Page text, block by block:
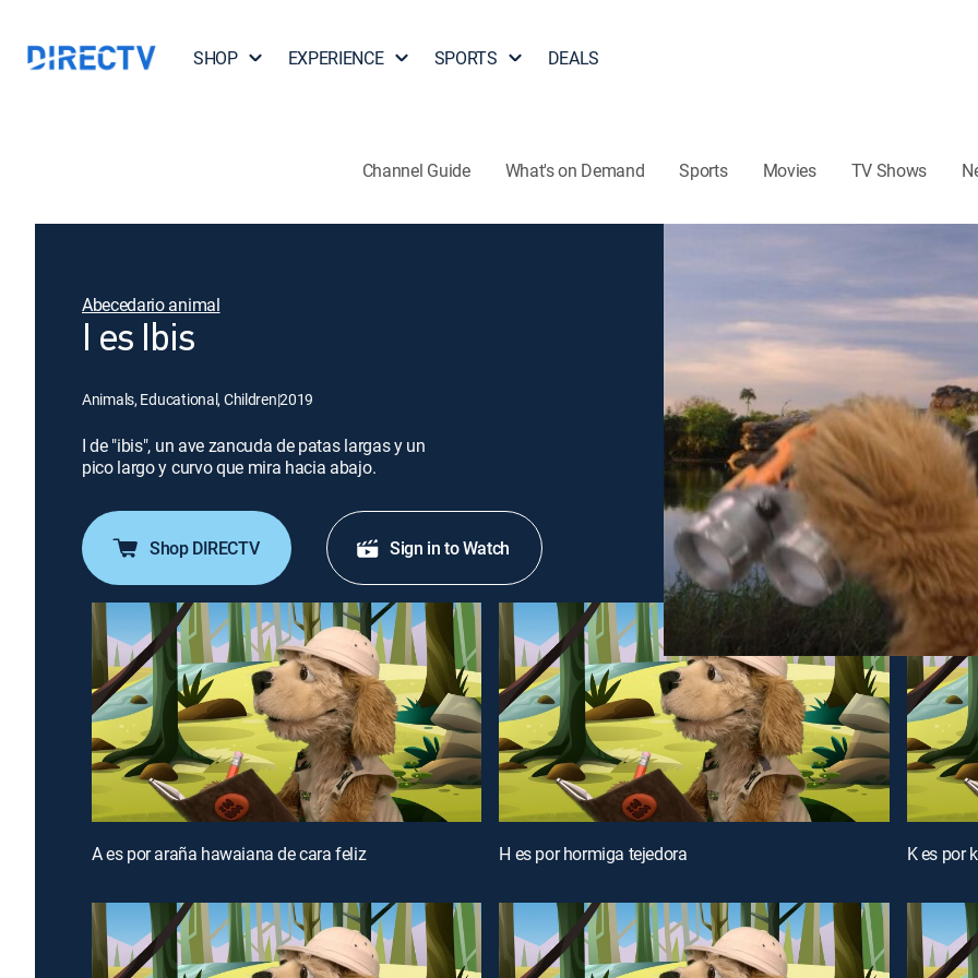
SHOP EXPERIENCE SPORTS DEALS
Channel Guide What's on Demand Sports Movies TV Shows
Abecedario animal
I es Ibis
Animals, Educational, Children|2019
I de "ibis", un ave zancuda de patas largas y un
pico largo y curvo que mira hacia abajo.
Shop DIRECTV Sign in to Watch
A es por araña hawaiana de cara feliz H es por hormiga tejedora K es por